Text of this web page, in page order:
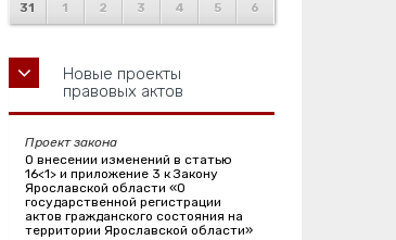
31 1 2 3 4 5 6
Новые проекты
правовых актов
Проект закона
О внесении изменений в статью
16<1> и приложение 3 к Закону
Ярославской области «О
государственной регистрации
актов гражданского состояния на
территории Ярославской области»